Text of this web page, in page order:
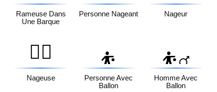
Rameuse Dans
Une Barque
Personne Nageant Nageur
🏊‍♀️
Nageuse
⛹️
Personne Avec
Ballon
⛹️‍♂️
Homme Avec
Ballon